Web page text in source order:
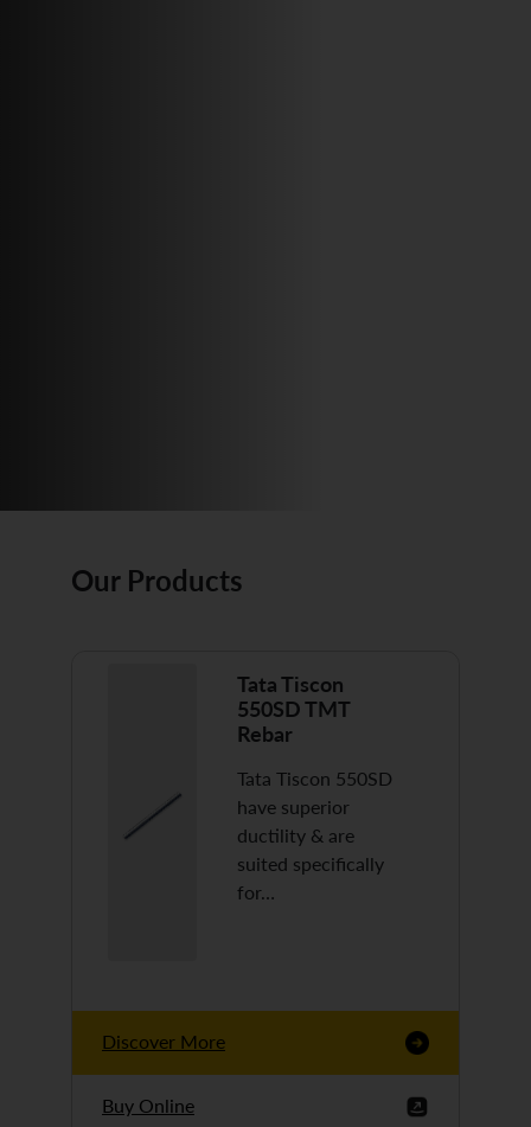
Our Products
Tata Tiscon
550SD TMT
Rebar
Tata Tiscon 550SD
have superior
ductility & are
suited specifically
for…
Discover More
Buy Online